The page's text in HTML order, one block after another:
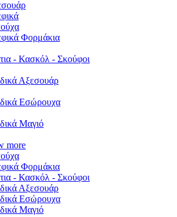
Φορμάκια
- Κασκόλ - Σκούφοι
Αξεσουάρ
Εσώρουχα
Μαγιό
more
Φορμάκια
- Κασκόλ - Σκούφοι
Αξεσουάρ
Εσώρουχα
Μαγιό